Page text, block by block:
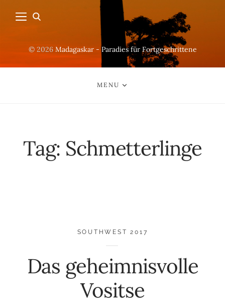
© 2026 Madagaskar - Paradies für Fortgeschrittene
MENU
Tag: Schmetterlinge
SOUTHWEST 2017
Das geheimnisvolle
Vositse